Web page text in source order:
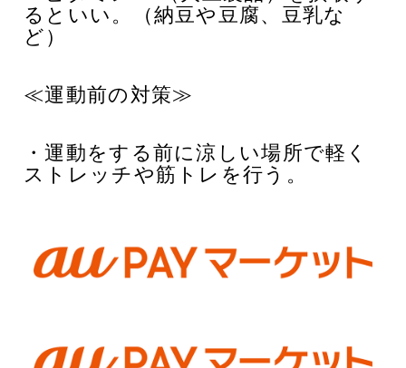
るといい。（納豆や豆腐、豆乳な
ど）
≪運動前の対策≫
・運動をする前に涼しい場所で軽く
ストレッチや筋トレを行う。